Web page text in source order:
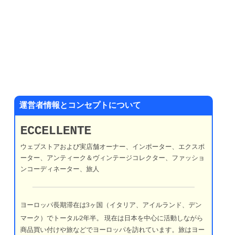
運営者情報とコンセプトについて
ECCELLENTE
ウェブストアおよび実店舗オーナー、インポーター、エクスポ
ーター、アンティーク＆ヴィンテージコレクター、ファッショ
ンコーディネーター、旅人
ヨーロッパ長期滞在は3ヶ国（イタリア、アイルランド、デン
マーク）でトータル2年半。
現在は日本を中心に活動しながら
商品買い付けや旅などでヨーロッパを訪れています。旅はヨー